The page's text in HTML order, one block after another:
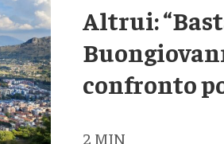
Altrui:
confronto
2 MIN